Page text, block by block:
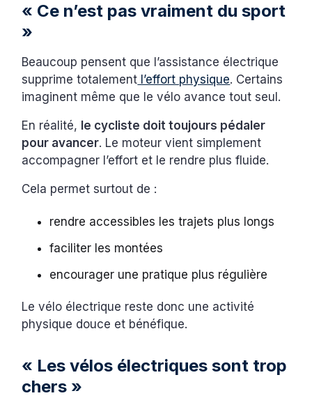
« Ce n’est pas vraiment du sport
»
Beaucoup pensent que l’assistance électrique
supprime totalement l’effort physique. Certains
imaginent même que le vélo avance tout seul.
En réalité, le cycliste doit toujours pédaler
pour avancer. Le moteur vient simplement
accompagner l’effort et le rendre plus fluide.
Cela permet surtout de :
rendre accessibles les trajets plus longs
faciliter les montées
encourager une pratique plus régulière
Le vélo électrique reste donc une activité
physique douce et bénéfique.
« Les vélos électriques sont trop
chers »